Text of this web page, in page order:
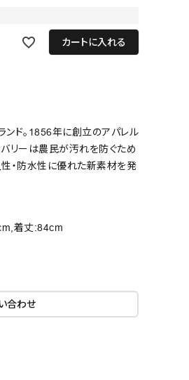
カートに入れる
ド。1856年に創立のアパレル
バリーは農民が汚れを防ぐため
・防水性に優れた新素材を発
着丈:84cm
合わせ